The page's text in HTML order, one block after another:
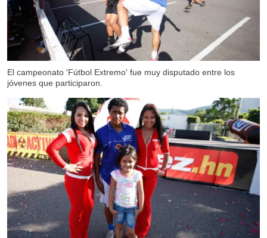
El campeonato 'Fútbol Extremo' fue muy disputado entre los
jóvenes que participaron.